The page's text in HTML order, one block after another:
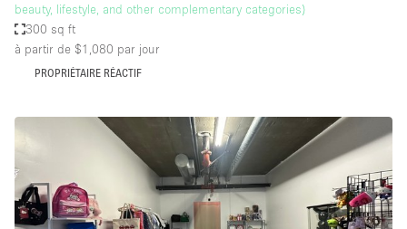
beauty, lifestyle, and other complementary categories)
300 sq ft
à partir de $1,080 par jour
PROPRIÉTAIRE RÉACTIF